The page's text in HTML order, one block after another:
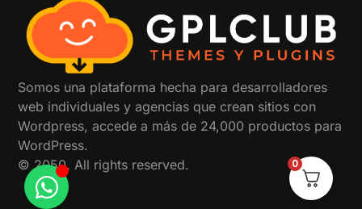
Somos una plataforma hecha para desarrolladores
web individuales y agencias que crean sitios con
Wordpress, accede a más de 24,000 productos para
WordPress.
© 2050. All rights reserved.
0